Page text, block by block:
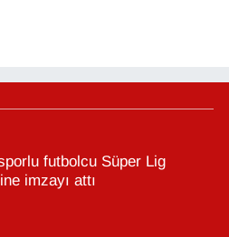
futbolcu Süper Lig
imzayı attı